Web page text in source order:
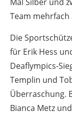
Team mehrfach
Die
für Erik Hess
Deaflympics-
Templin und
Überraschung.
Bianca Metz